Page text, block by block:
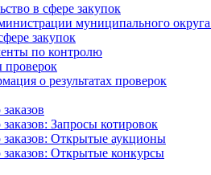
в сфере закупок
муниципального
закупок
по контролю
о результатах проверок
заказов: Запросы котировок
заказов: Открытые аукционы
заказов: Открытые конкурсы